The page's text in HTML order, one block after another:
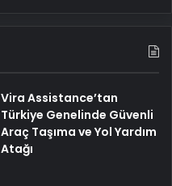
Vira Assistance’tan
Türkiye Genelinde Güvenli
Araç Taşıma ve Yol Yardım
Atağı